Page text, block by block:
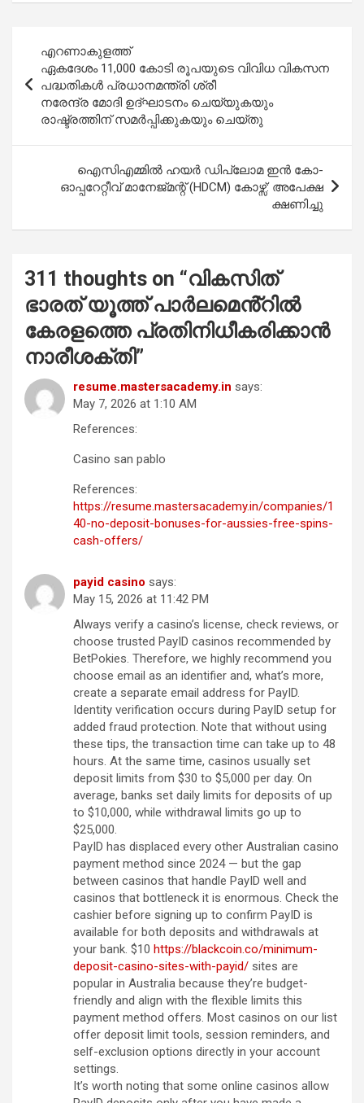
ce
o
o
k
at
A
p
p
tt ail ar
navigation
എറണാകുളത്ത്
ഏകദേശം 11,000 കോടി രൂപയുടെ വിവിധ വികസന
പദ്ധതികൾ പ്രധാനമന്ത്രി ശ്രീ
നരേന്ദ്ര മോദി ഉദ്ഘാടനം ചെയ്യുകയും
രാഷ്ട്രത്തിന് സമർപ്പിക്കുകയും ചെയ്തു
ഐസിഎമ്മിൽ ഹയർ ഡിപ്ലോമ ഇൻ കോ-
ഓപ്പറേറ്റീവ് മാനേജ്‌മന്റ് (HDCM) കോഴ്സ്: അപേക്ഷ
ക്ഷണിച്ചു
311 thoughts on “വികസിത്
ഭാരത് യൂത്ത് പാർലമെൻ്റിൽ
കേരളത്തെ പ്രതിനിധീകരിക്കാൻ
നാരീശക്തി”
resume.mastersacademy.in says:
May 7, 2026 at 1:10 AM
References:
Casino san pablo
References:
https://resume.mastersacademy.in/companies/1
40-no-deposit-bonuses-for-aussies-free-spins-
cash-offers/
payid casino says:
May 15, 2026 at 11:42 PM
Always verify a casino’s license, check reviews, or
choose trusted PayID casinos recommended by
BetPokies. Therefore, we highly recommend you
choose email as an identifier and, what’s more,
create a separate email address for PayID.
Identity verification occurs during PayID setup for
added fraud protection. Note that without using
these tips, the transaction time can take up to 48
hours. At the same time, casinos usually set
deposit limits from $30 to $5,000 per day. On
average, banks set daily limits for deposits of up
to $10,000, while withdrawal limits go up to
$25,000.
PayID has displaced every other Australian casino
payment method since 2024 — but the gap
between casinos that handle PayID well and
casinos that bottleneck it is enormous. Check the
cashier before signing up to confirm PayID is
available for both deposits and withdrawals at
your bank. $10 https://blackcoin.co/minimum-
deposit-casino-sites-with-payid/ sites are
popular in Australia because they’re budget-
friendly and align with the flexible limits this
payment method offers. Most casinos on our list
offer deposit limit tools, session reminders, and
self-exclusion options directly in your account
settings.
It’s worth noting that some online casinos allow